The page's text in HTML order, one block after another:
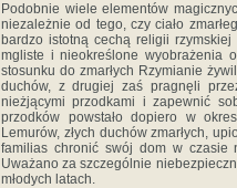
Podobnie wiele elementów
niezależnie od tego, czy ciało
bardzo istotną cechą religii
mgliste i nieokreślone wyobrażenia
stosunku do zmarłych Rzymianie
duchów, z drugiej zaś pragnęli
nieżjącymi przodkami i zapewnić
przodków powstało dopiero w
Lemurów, złych duchów zmarłych,
familias chronić swój dom w czasie
Uważano za szczególnie
młodych latach.